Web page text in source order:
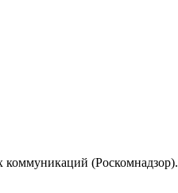
коммуникаций (Роскомнадзор).